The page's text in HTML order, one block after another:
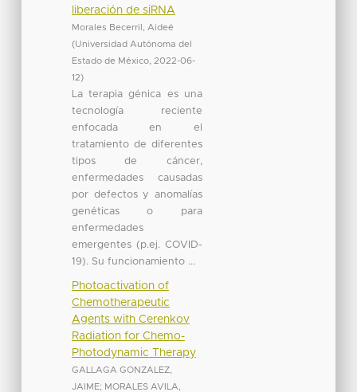
liberación de siRNA
Morales Becerril, Aideé
(Universidad Autónoma del
Estado de México, 2022-06-
12)
La terapia génica es una
tecnología reciente
enfocada en el
tratamiento de diferentes
tipos de cáncer,
enfermedades causadas
por defectos y anomalías
genéticas o para
enfermedades
emergentes (p.ej. COVID-
19). Su funcionamiento ...
Photoactivation of
Chemotherapeutic
Agents with Cerenkov
Radiation for Chemo-
Photodynamic Therapy
GALLAGA GONZALEZ,
JAIME; MORALES AVILA,